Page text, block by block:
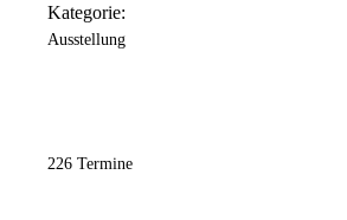
Kategorie:
Ausstellung
226 Termine